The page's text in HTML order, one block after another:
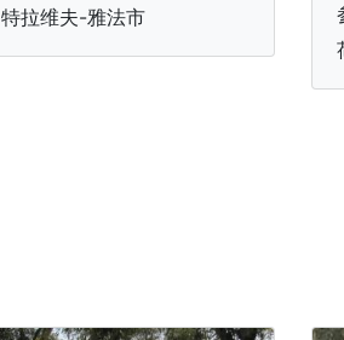
特拉维夫-雅法市